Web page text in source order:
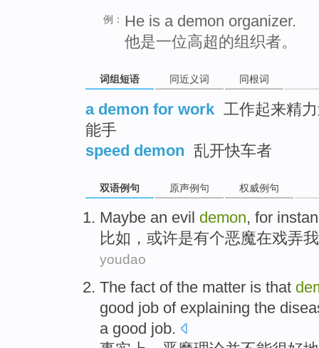
例： He is a demon organizer.
他是一位高超的组织者。
词组短语 同近义词 同根词
a demon for work 工作起来精
能手
speed demon 乱开快车者
双语例句 原声例句 权威例句
Maybe an evil demon, for
比如 ， 或许是有个恶魔在戏弄我
youdao
The fact of the matter is that
good job of explaining the
a good job.